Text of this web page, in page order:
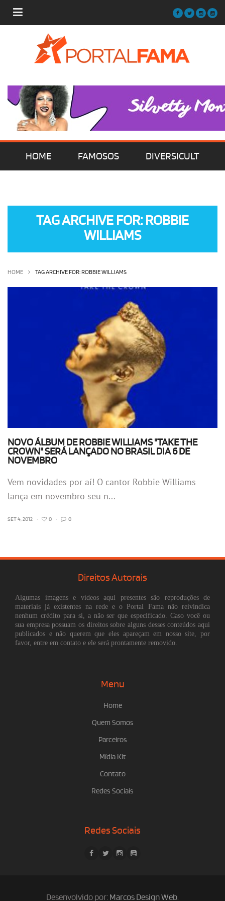
HOME FAMOSOS DIVERSICULT
OLHA ISSO! EU QUERO!
TAG ARCHIVE FOR: ROBBIE
WILLIAMS
HOME TAG ARCHIVE FOR: ROBBIE WILLIAMS
NOVO ÁLBUM DE ROBBIE WILLIAMS "TAKE THE
CROWN" SERÁ LANÇADO NO BRASIL DIA 6 DE
NOVEMBRO
Vem novidades por aí! O cantor Robbie Williams
lança em novembro seu n...
SET 4, 2012 • 0 • 0
Direitos Autorais
Algumas imagens e vídeos aqui presentes são reproduções de
materiais já existentes na rede e o Portal Fama não reivindica
nenhum crédito para si, a não ser que especificado. Caso você ou
sua empresa possuam os direitos sobre alguns desses conteúdos aqui
publicados e não querem que eles apareçam em nosso site, por
favor, entre em contato e ele será prontamente removido.
Menu
Home
Quem Somos
Parceiros
Mídia Kit
Contato
Redes Sociais
Redes Sociais
Desenvolvido por: Marcos Design Web.